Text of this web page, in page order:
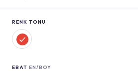
RENK TONU
EBAT EN/BOY